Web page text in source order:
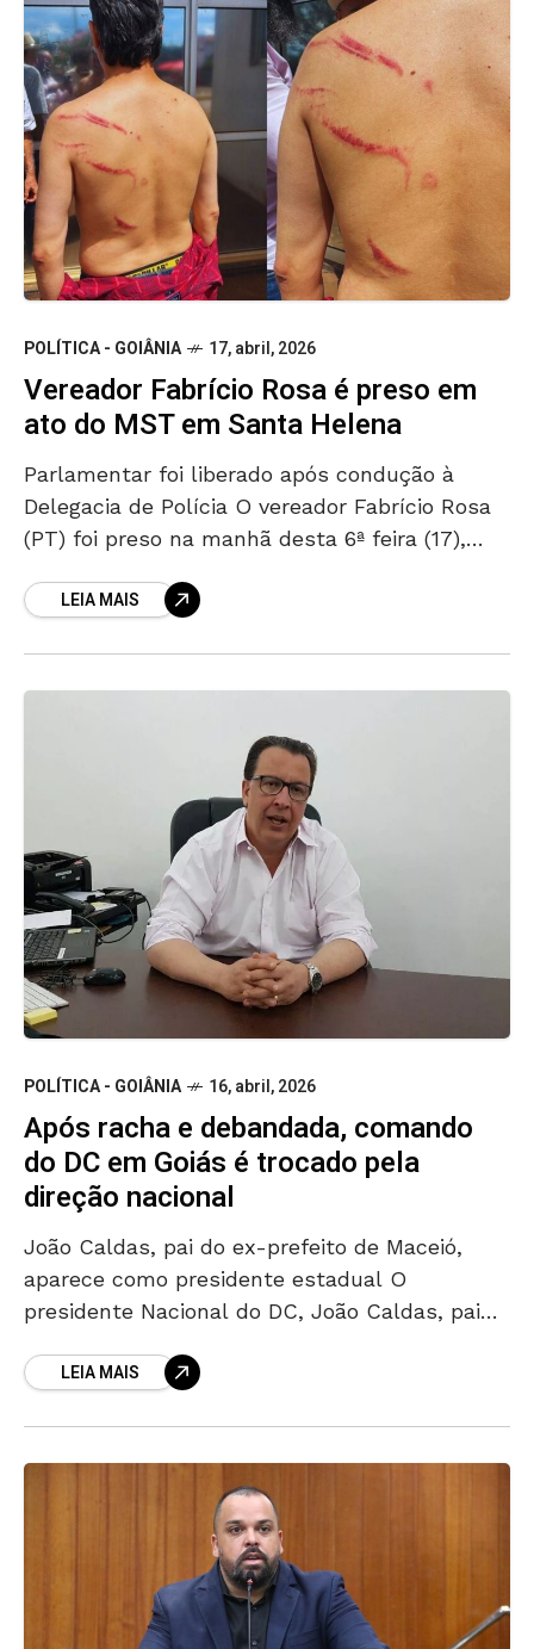
POLÍTICA - GOIÂNIA 17, abril, 2026
Vereador Fabrício Rosa é preso em
ato do MST em Santa Helena
Parlamentar foi liberado após condução à
Delegacia de Polícia O vereador Fabrício Rosa
(PT) foi preso na manhã desta 6ª feira (17),
Trabalhadores Rurais
LEIA MAIS
POLÍTICA - GOIÂNIA 16, abril, 2026
Após racha e debandada, comando
do DC em Goiás é trocado pela
direção nacional
João Caldas, pai do ex-prefeito de Maceió,
aparece como presidente estadual O
presidente Nacional do DC, João Caldas, pai
destituiu Alexandre Magalhães do
LEIA MAIS